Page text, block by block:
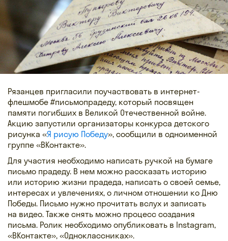
Рязанцев пригласили поучаствовать в интернет-
флешмобе #письмопрадеду, который посвящен
памяти погибших в Великой Отечественной войне.
Акцию запустили организаторы конкурса детского
рисунка «Я рисую Победу», сообщили в одноименной
группе «ВКонтакте».
Для участия необходимо написать ручкой на бумаге
письмо прадеду. В нем можно рассказать историю
или историю жизни прадеда, написать о своей семье,
интересах и увлечениях, о личном отношении ко Дню
Победы. Письмо нужно прочитать вслух и записать
на видео. Также снять можно процесс создания
письма. Ролик необходимо опубликовать в Instagram,
«ВКонтакте», «Одноклассниках».